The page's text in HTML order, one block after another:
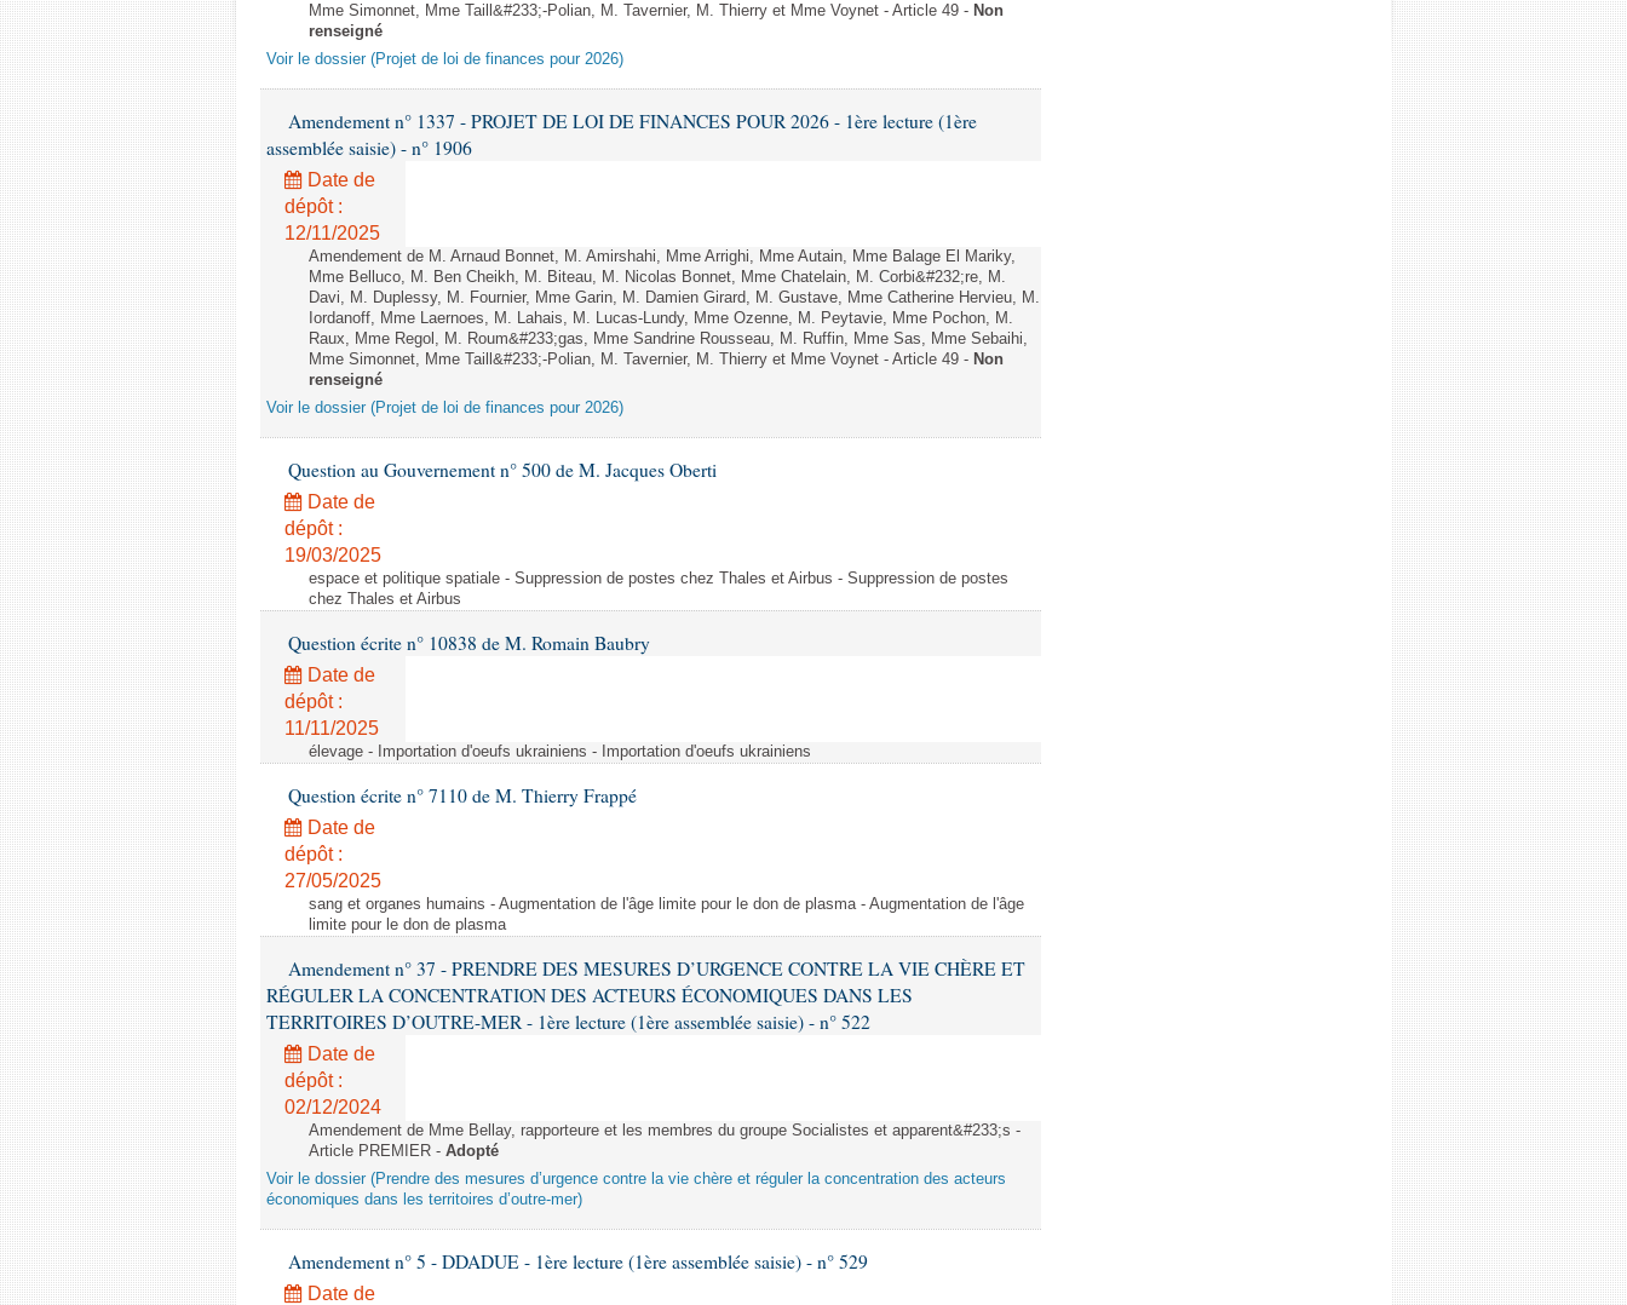
Mme Simonnet, Mme Taill&#233;-Polian, M. Tavernier, M. Thierry et Mme Voynet - Article 49 - Non
renseigné
Voir le dossier (Projet de loi de finances pour 2026)
Amendement n° 1337 - PROJET DE LOI DE FINANCES POUR 2026 - 1ère lecture (1ère
assemblée saisie) - n° 1906
Date de
dépôt :
12/11/2025
Amendement de M. Arnaud Bonnet, M. Amirshahi, Mme Arrighi, Mme Autain, Mme Balage El Mariky,
Mme Belluco, M. Ben Cheikh, M. Biteau, M. Nicolas Bonnet, Mme Chatelain, M. Corbi&#232;re, M.
Davi, M. Duplessy, M. Fournier, Mme Garin, M. Damien Girard, M. Gustave, Mme Catherine Hervieu, M.
Iordanoff, Mme Laernoes, M. Lahais, M. Lucas-Lundy, Mme Ozenne, M. Peytavie, Mme Pochon, M.
Raux, Mme Regol, M. Roum&#233;gas, Mme Sandrine Rousseau, M. Ruffin, Mme Sas, Mme Sebaihi,
Mme Simonnet, Mme Taill&#233;-Polian, M. Tavernier, M. Thierry et Mme Voynet - Article 49 - Non
renseigné
Voir le dossier (Projet de loi de finances pour 2026)
Question au Gouvernement n° 500 de M. Jacques Oberti
Date de
dépôt :
19/03/2025
espace et politique spatiale - Suppression de postes chez Thales et Airbus - Suppression de postes
chez Thales et Airbus
Question écrite n° 10838 de M. Romain Baubry
Date de
dépôt :
11/11/2025
élevage - Importation d'oeufs ukrainiens - Importation d'oeufs ukrainiens
Question écrite n° 7110 de M. Thierry Frappé
Date de
dépôt :
27/05/2025
sang et organes humains - Augmentation de l'âge limite pour le don de plasma - Augmentation de l'âge
limite pour le don de plasma
Amendement n° 37 - PRENDRE DES MESURES D’URGENCE CONTRE LA VIE CHÈRE ET
RÉGULER LA CONCENTRATION DES ACTEURS ÉCONOMIQUES DANS LES
TERRITOIRES D’OUTRE-MER - 1ère lecture (1ère assemblée saisie) - n° 522
Date de
dépôt :
02/12/2024
Amendement de Mme Bellay, rapporteure et les membres du groupe Socialistes et apparent&#233;s -
Article PREMIER - Adopté
Voir le dossier (Prendre des mesures d’urgence contre la vie chère et réguler la concentration des acteurs
économiques dans les territoires d’outre-mer)
Amendement n° 5 - DDADUE - 1ère lecture (1ère assemblée saisie) - n° 529
Date de